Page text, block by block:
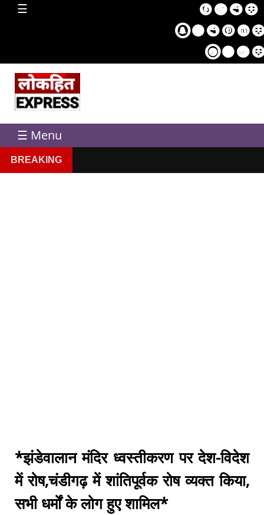
☰
home
☰ Menu
BREAKING
*झंडेवालान मंदिर ध्वस्तीकरण पर देश-विदेश
में रोष,चंडीगढ़ में शांतिपूर्वक रोष व्यक्त किया,
सभी धर्मों के लोग हुए शामिल*